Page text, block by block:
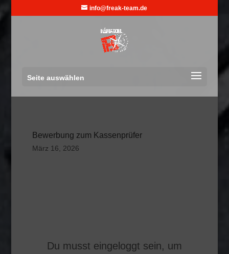
info@freak-team.de
Seite auswählen
Bewerbung zum Kassenprüfer
März 16, 2026
Du musst eingeloggt sein, um